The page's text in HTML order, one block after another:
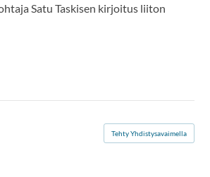
Satu Taskisen kirjoitus liiton
Tehty Yhdistysavaimella